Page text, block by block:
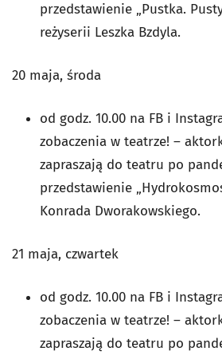
przedstawienie „Pustka.
reżyserii Leszka Bzdyla.
20 maja, środa
od godz. 10.00 na FB i
zobaczenia w teatrze! –
zapraszają do teatru po
przedstawienie
Konrada Dworakowskiego.
21 maja, czwartek
od godz. 10.00 na FB i
zobaczenia w teatrze! –
zapraszają do teatru po